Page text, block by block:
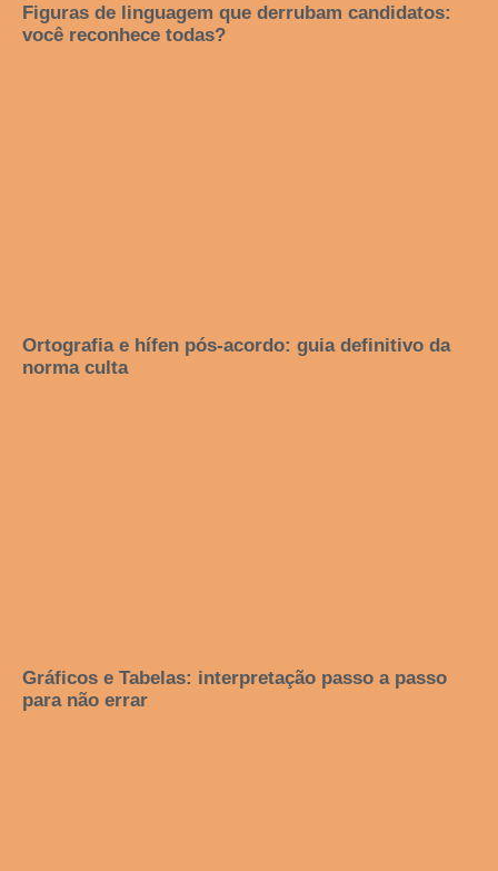
Figuras de linguagem que derrubam candidatos:
você reconhece todas?
Ortografia e hífen pós-acordo: guia definitivo da
norma culta
Gráficos e Tabelas: interpretação passo a passo
para não errar